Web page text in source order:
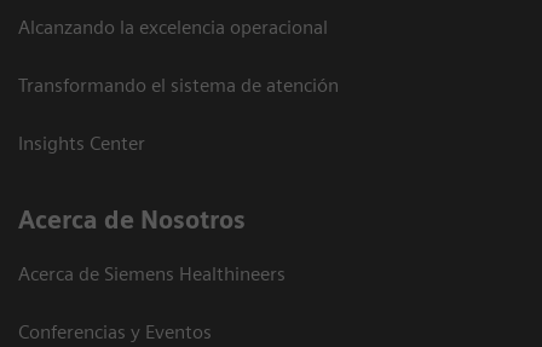
Alcanzando la excelencia operacional
Transformando el sistema de atención
Insights Center
Acerca de Nosotros
Acerca de Siemens Healthineers
Conferencias y Eventos